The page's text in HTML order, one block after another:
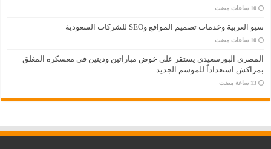
‏10 ساعات مضت
سيو العربية وخدمات تصميم المواقع وSEO للشركات السعودية
‏10 ساعات مضت
المصري البورسعيدي يستقر على خوض مباراتين وديتين في معسكره المغلق
بمراكش استعداداً للموسم الجديد
‏13 ساعة مضت